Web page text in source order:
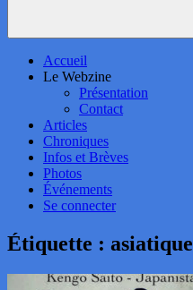
Accueil
Le Webzine
Présentation
Contact
Articles
Chroniques
Infos et Brèves
Photos
Événements
Se connecter
Étiquette : asiatique